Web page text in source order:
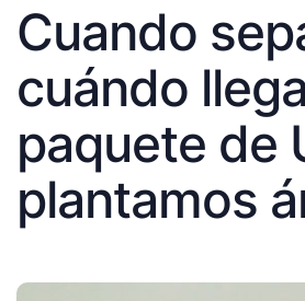
Cuando
cuándo
paquete de
plantamos